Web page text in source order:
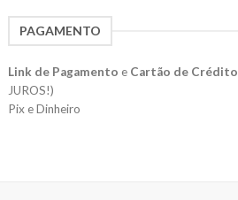
PAGAMENTO
Link de Pagamento e Cartão de Crédito
JUROS!)
Pix e Dinheiro